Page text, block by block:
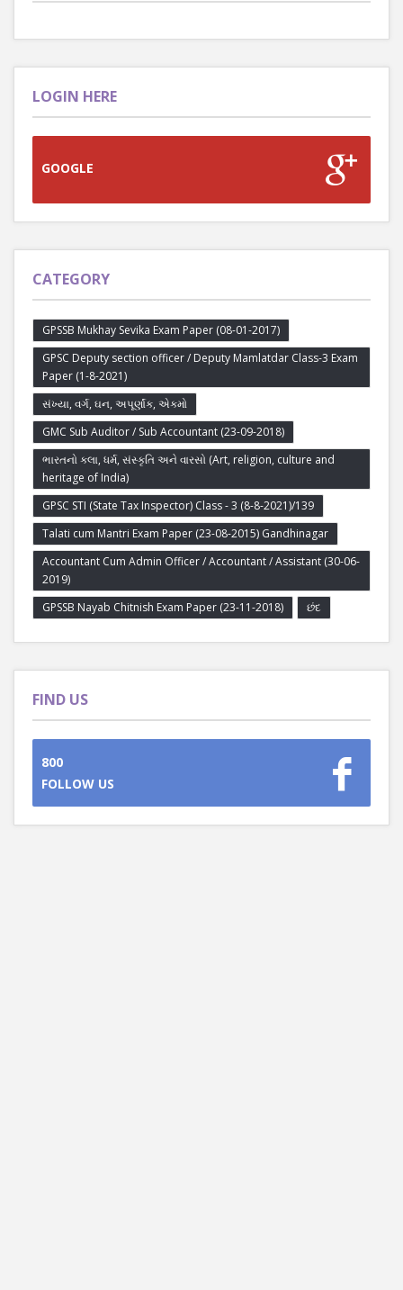
LOGIN HERE
GOOGLE
CATEGORY
GPSSB Mukhay Sevika Exam Paper (08-01-2017)
GPSC Deputy section officer / Deputy Mamlatdar Class-3 Exam
Paper (1-8-2021)
સંખ્યા, વર્ગ, ઘન, અપૂર્ણાંક, એકમો
GMC Sub Auditor / Sub Accountant (23-09-2018)
ભારતનો કલા, ધર્મ, સંસ્કૃતિ અને વારસો (Art, religion, culture and
heritage of India)
GPSC STI (State Tax Inspector) Class - 3 (8-8-2021)/139
Talati cum Mantri Exam Paper (23-08-2015) Gandhinagar
Accountant Cum Admin Officer / Accountant / Assistant (30-06-
2019)
GPSSB Nayab Chitnish Exam Paper (23-11-2018)
છંદ
FIND US
800
FOLLOW US